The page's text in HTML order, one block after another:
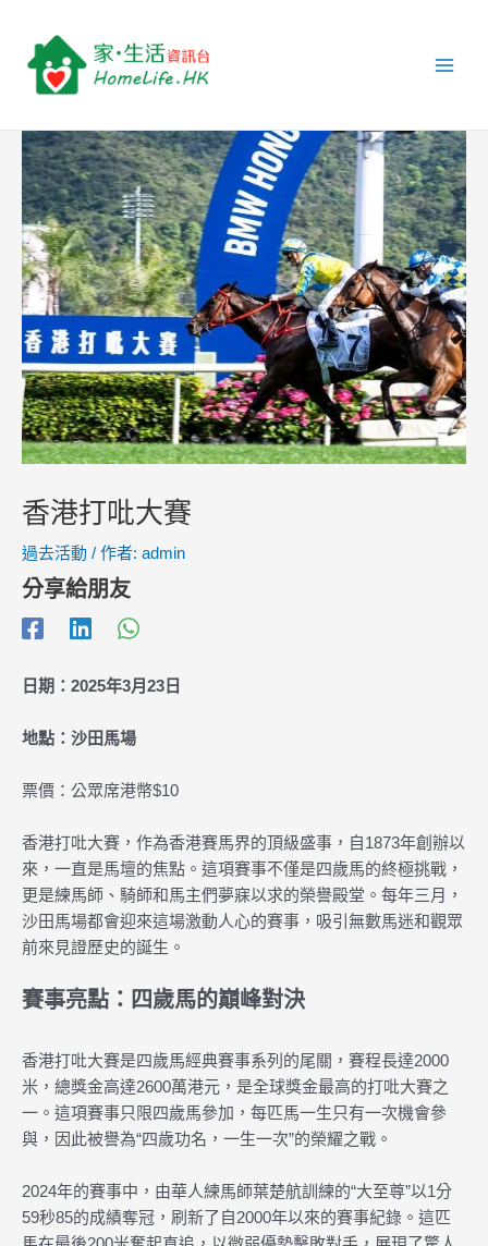
香港打吡大賽
過去活動 / 作者: admin
分享給朋友
日期：2025年3月23日
地點：沙田馬場
票價：公眾席港幣$10
香港打吡大賽，作為香港賽馬界的頂級盛事，自1873年創辦以
來，一直是馬壇的焦點。這項賽事不僅是四歲馬的終極挑戰，
更是練馬師、騎師和馬主們夢寐以求的榮譽殿堂。每年三月，
沙田馬場都會迎來這場激動人心的賽事，吸引無數馬迷和觀眾
前來見證歷史的誕生。
賽事亮點：四歲馬的巔峰對決
香港打吡大賽是四歲馬經典賽事系列的尾關，賽程長達2000
米，總獎金高達2600萬港元，是全球獎金最高的打吡大賽之
一。這項賽事只限四歲馬參加，每匹馬一生只有一次機會參
與，因此被譽為“四歲功名，一生一次”的榮耀之戰。
2024年的賽事中，由華人練馬師葉楚航訓練的“大至尊”以1分
59秒85的成績奪冠，刷新了自2000年以來的賽事紀錄。這匹
navigation